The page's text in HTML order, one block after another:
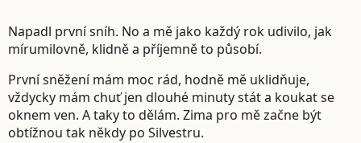
Napadl první sníh. No a mě jako každý rok udivilo, jak
mírumilovně, klidně a příjemně to působí.
První sněžení mám moc rád, hodně mě uklidňuje,
vždycky mám chuť jen dlouhé minuty stát a koukat se
oknem ven. A taky to dělám. Zima pro mě začne být
obtížnou tak někdy po Silvestru.